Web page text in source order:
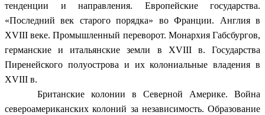
тенденции и направления. Европейские государства.
«Последний век старого порядка» во Франции. Англия в
XVIII веке. Промышленный переворот. Монархия Габсбургов,
германские и итальянские земли в XVIII в. Государства
Пиренейского полуострова и их колониальные владения в
XVIII в.
Британские колонии в Северной Америке. Война
североамериканских колоний за независимость. Образование